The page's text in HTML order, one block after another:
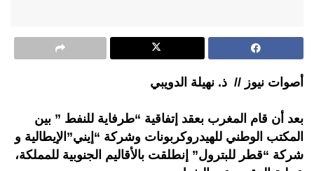
أصوات نيوز // ذ. نهيلة الدويبي
بعد أن قام المغرب بعقد إتفاقية “طرفاية للنفط ” بين
المكتب الوطني للهيدروكربونات وشركة “إيني”الإيطالية و
شركة “قطر للبترول” إنطلقت بالأقاليم الجنوبية للمملكة،